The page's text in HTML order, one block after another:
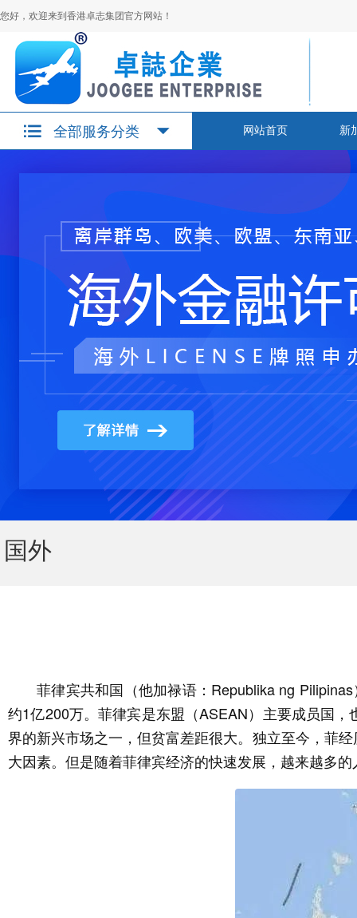
您好，欢迎来到香港卓志集团官方网站！
全部服务分类 网站首页 新
国外
菲律宾共和国（他加禄语：Republika ng
约1亿200万。菲律宾是东盟（ASEAN）主要成员国
界的新兴市场之一，但贫富差距很大。独立至今，菲
大因素。但是随着菲律宾经济的快速发展，越来越多